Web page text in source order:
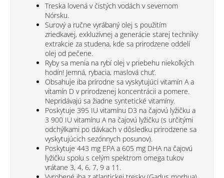
Treska lovená v čistých vodách v severnom
Nórsku.
Surový a ručne vyrábaný olej s použitím
zriedkavej, exkluzívnej a generácie starej techniky
extrakcie za studena, kde sa prirodzene oddelí
olej od pečene.
Ryby sa menia na rybí olej v priebehu niekoľkých
hodín! Jemná, rybacia, maslová chuť.
Obsahuje iba prírodne sa vyskytujúci vitamín A a
vitamín D v prirodzenej koncentrácii a pomere.
Nepridávajú sa žiadne syntetické vitamíny.
Poskytuje 395 IU vitamínu D3 na čajovú lyžičku a
3 900 IU vitamínu A na čajovú lyžičku (s určitými
odchýlkami po dávkach v dôsledku prirodzene sa
vyskytujúcich sezónnych posunov).
Poskytuje 443 mg EPA a 605 mg DHA na čajovú
lyžičku spolu s celým spektrom omega tukov
vrátane 3, 4, 6, 7, 9 a 11.